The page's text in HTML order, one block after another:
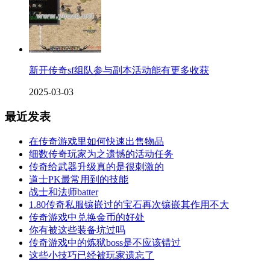
新开传奇sf组队参与副本活动能有更多收获
2025-03-03
最近发表
在传奇游戏里如何快速出售物品
细数传奇玩家为之遗憾的活动任务
传奇给武器升级真的是很刺激的
道士PK最常用到的技能
战士和法师batter
1.80传奇私服镶嵌过的宝石再次镶嵌其作用不大
传奇游戏中兑换金币的好处
你有被这些装备坑过吗
传奇游戏中的炼狱boss是不应该错过
这些小技巧已经被玩家遗忘了